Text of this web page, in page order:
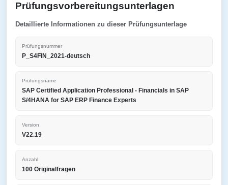
Prüfungsvorbereitungsunterlagen
Detaillierte Informationen zu dieser Prüfungsunterlage
Prüfungsnummer
P_S4FIN_2021-deutsch
Prüfungsname
SAP Certified Application Professional - Financials in SAP
S/4HANA for SAP ERP Finance Experts
Version
V22.19
Anzahl
100 Originalfragen